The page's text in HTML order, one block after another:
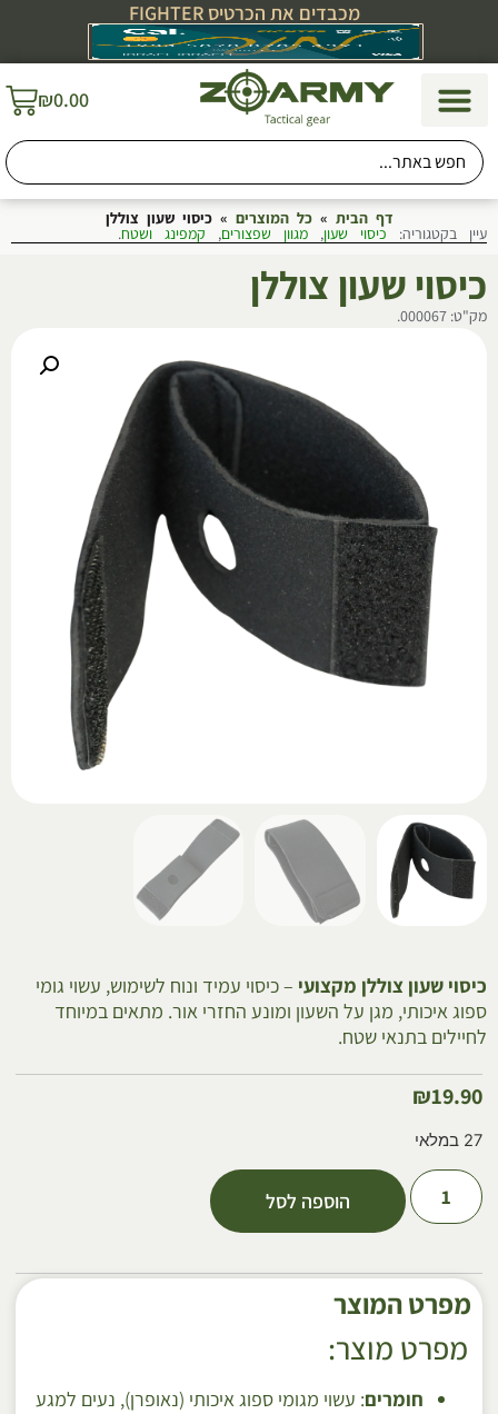
מכבדים את הכרטיס FIGHTER
₪0.00
דף הבית »כל המוצרים »כיסוי שעון צוללן
עיין בקטגוריה: כיסוי שעון, מגוון שפצורים, קמפינג ושטח.
כיסוי שעון צוללן
מק"ט: 000067.
כיסוי שעון צוללן מקצועי – כיסוי עמיד ונוח לשימוש, עשוי גומי
ספוג איכותי, מגן על השעון ומונע החזרי אור. מתאים במיוחד
לחיילים בתנאי שטח.
₪19.90
27 במלאי
הוספה לסל
מפרט המוצר
מפרט מוצר:
חומרים: עשוי מגומי ספוג איכותי (נאופרן), נעים למגע